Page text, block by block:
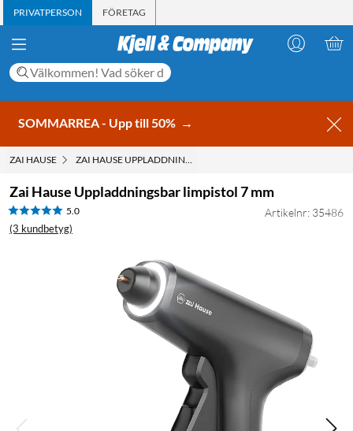
PRIVATPERSON FÖRETAG
SOMMARREA - Upp till 50% →
ZAI HAUSE ZAI HAUSE UPPLADDNINGSBAR LIMPISTOL 7 MM
Zai Hause Uppladdningsbar limpistol 7 mm
5.0
(3 kundbetyg)
Artikelnr: 35486